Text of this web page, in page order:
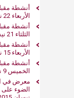
أنشطة
الأربعاء 22 نيسان 2015
أنشطة
الثلثاء 21 نيسان 2015
أنشطة
الأربعاء 15 نيسان 2015
أنشطة
الخميس 9 نيسان 2015
معرض في